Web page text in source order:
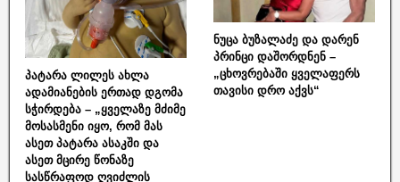
პატარა ლილეს ახლა
ადამიანების ერთად დგომა
სჭირდება – „ყველაზე მძიმე
მოსასმენი იყო, რომ მას
ასეთ პატარა ასაკში და
ასეთ მცირე წონაზე
სასწრაფოდ ღვიძლის
ნუცა ბუზალაძე და დარენ
პრინცი დაშორდნენ –
„ცხოვრებაში ყველაფერს
თავისი დრო აქვს“